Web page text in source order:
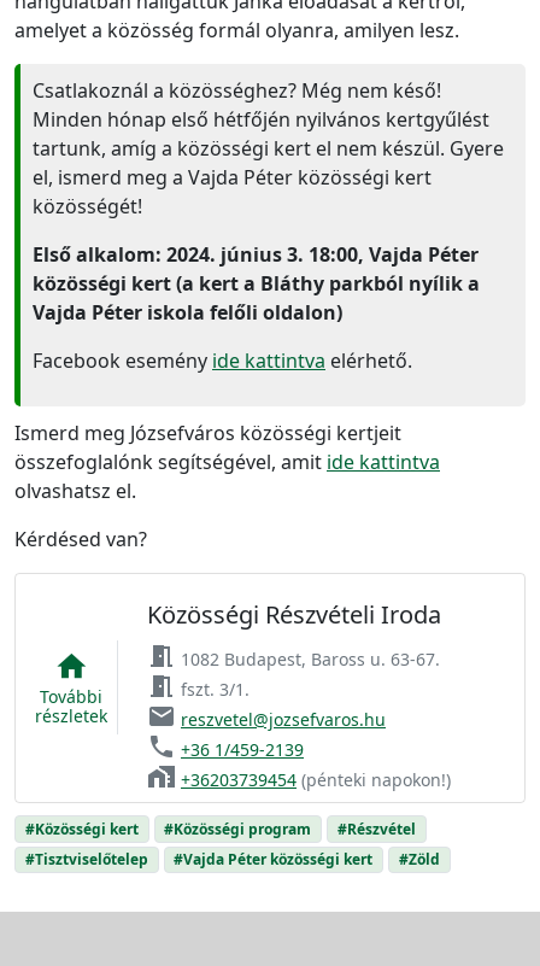
amelyet a közösség formál olyanra, amilyen lesz.
Csatlakoznál a közösséghez? Még nem késő!
Minden hónap első hétfőjén nyilvános kertgyűlést
tartunk, amíg a közösségi kert el nem készül. Gyere
el, ismerd meg a Vajda Péter közösségi kert
közösségét!
Első alkalom: 2024. június 3. 18:00, Vajda Péter
közösségi kert (a kert a Bláthy parkból nyílik a
Vajda Péter iskola felőli oldalon)
Facebook esemény ide kattintva elérhető.
Ismerd meg Józsefváros közösségi kertjeit
összefoglalónk segítségével, amit ide kattintva
olvashatsz el.
Kérdésed van?
home
További
részletek
Közösségi Részvételi Iroda
meeting_room 1082 Budapest, Baross u. 63-67.
meeting_room fszt. 3/1.
email reszvetel@jozsefvaros.hu
phone +36 1/459-2139
home_work +36203739454 (pénteki napokon!)
#Közösségi kert #Közösségi program
#Részvétel
#Tisztviselőtelep
#Vajda Péter közösségi kert #Zöld